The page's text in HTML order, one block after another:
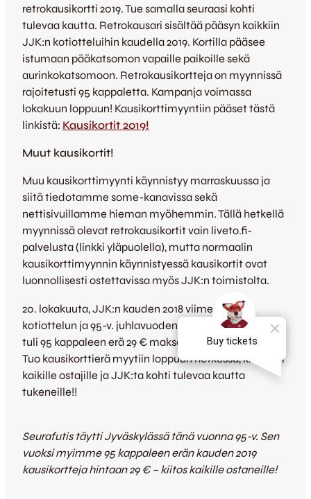
retrokausikortti 2019. Tue samalla seuraasi kohti
tulevaa kautta. Retrokausari sisältää pääsyn kaikkiin
JJK:n kotiotteluihin kaudella 2019. Kortilla pääsee
istumaan pääkatsomon vapaille paikoille sekä
aurinkokatsomoon. Retrokausikortteja on myynnissä
rajoitetusti 95 kappaletta. Kampanja voimassa
lokakuun loppuun! Kausikorttimyyntiin pääset tästä
linkistä: Kausikortit 2019!
Muut kausikortit!
Muu kausikorttimyynti käynnistyy marraskuussa ja
siitä tiedotamme some-kanavissa sekä
nettisivuillamme hieman myöhemmin. Tällä hetkellä
myynnissä olevat retrokausikortit vain liveto.fi-
palvelusta (linkki yläpuolella), mutta normaalin
kausikorttimyynnin käynnistyessä kausikortit ovat
luonnollisesti ostettavissa myös JJK:n toimistolta.
20. lokakuuta, JJK:n kauden 2018 viimeisen
kotiottelun ja 95-v. juhlavuoden kunniaksi, myyntiin
tuli 95 kappaleen erä 29 € maksaneita kausikortteja.
Tuo kausikorttierä myytiin loppuun hetkessä, kiitokset
kaikille ostajille ja JJK:ta kohti tulevaa kautta
tukeneille!!
Seurafutis täytti Jyväskylässä tänä vuonna 95-v. Sen
vuoksi myimme 95 kappaleen erän kauden 2019
kausikortteja hintaan 29 € – kiitos kaikille ostaneille!